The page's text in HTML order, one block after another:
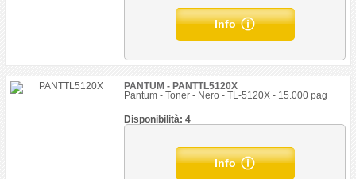
Info
PANTUM - PANTTL5120X
Pantum - Toner - Nero - TL-5120X - 15.000 pag
Disponibilità: 4
Info